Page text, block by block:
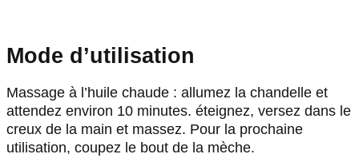
Mode d’utilisation
Massage à l’huile chaude : allumez la chandelle et
attendez environ 10 minutes. éteignez, versez dans le
creux de la main et massez. Pour la prochaine
utilisation, coupez le bout de la mèche.